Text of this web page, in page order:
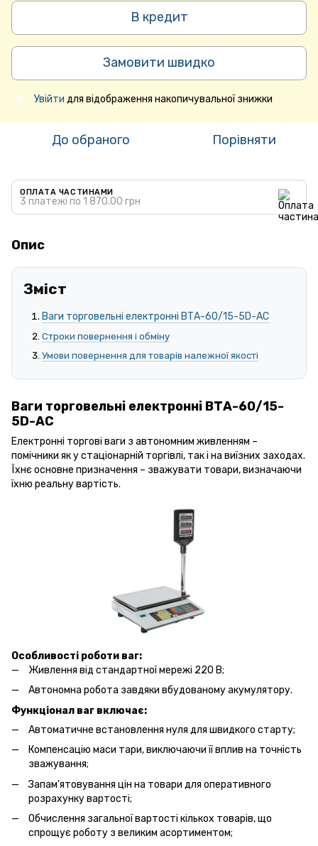
В кредит
Замовити швидко
% Увійти для відображення накопичувальної знижки
До обраного Порівняти
ОПЛАТА ЧАСТИНАМИ
3 платежі по 1 870.00 грн
Опис
Зміст
Ваги торговельні електронні ВТА-60/15-5D-АС
Строки повернення і обміну
Умови повернення для товарів належної якості
Ваги торговельні електронні ВТА-60/15-
5D-АС
Електронні торгові ваги з автономним живленням –
помічники як у стаціонарній торгівлі, так і на виїзних заходах.
Їхнє основне призначення – зважувати товари, визначаючи
їхню реальну вартість.
Особливості роботи ваг:
Живлення від стандартної мережі 220 В;
Автономна робота завдяки вбудованому акумулятору.
Функціонал ваг включає:
Автоматичне встановлення нуля для швидкого старту;
Компенсацію маси тари, виключаючи її вплив на точність
зважування;
Запам'ятовування цін на товари для оперативного
розрахунку вартості;
Обчислення загальної вартості кількох товарів, що
спрощує роботу з великим асортиментом;